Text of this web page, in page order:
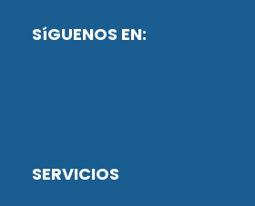
SíGUENOS EN:
SERVICIOS